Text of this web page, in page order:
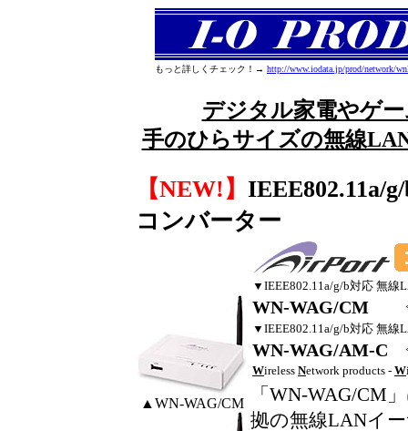
もっと詳しくチェック！→ http://www.iodata.jp/prod/network/
デジタル家電やゲ
手のひらサイズの無線
【NEW!】 IEEE802.11a/
コンバーター
▲WN-WAG/CM
▼IEEE802.11a/g/b対応 無線
WN-WAG/CM
▼IEEE802.11a/g/b対応 無線
WN-WAG/AM-C
Wireless Network products - W
「WN-WAG/CM
拠の無線LANイ